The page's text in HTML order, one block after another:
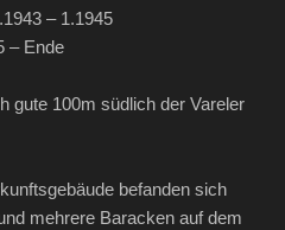
– 1.1945
– Ende
gute 100m südlich der Vareler
befanden sich
mehrere Baracken auf dem